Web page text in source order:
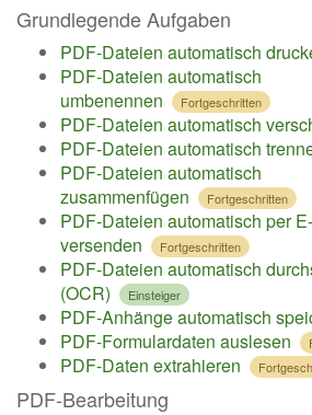
Grundlegende Aufgaben
PDF-Dateien automatisch
PDF-Dateien automatisch
umbenennen
Fortgeschritten
PDF-Dateien automatisch
PDF-Dateien automatisch
PDF-Dateien automatisch
zusammenfügen
Fortgeschritten
PDF-Dateien automatisch per
versenden
Fortgeschritten
PDF-Dateien automatisch
(OCR)
Einsteiger
PDF-Anhänge automatisch
PDF-Formulardaten auslesen
PDF-Daten extrahieren
PDF-Bearbeitung